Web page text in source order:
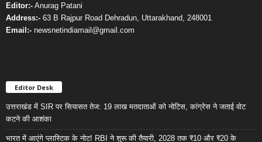
Editor:- Anurag Patani
Address:- 63 B Rajpur Road Dehradun, Uttarakhand, 248001
Email:- newsnetindiamail@gmail.com
Editor Desk
उत्तराखंड में SIR पर सियासत तेज: 19 लाख मतदाताओं को नोटिस, कांग्रेस ने जताई वोट
कटने की आशंका
भारत में आएंगे प्लास्टिक के नोट! RBI ने शुरू की तैयारी, 2028 तक ₹10 और ₹20 के